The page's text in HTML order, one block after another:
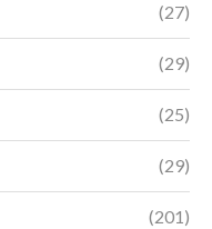
(27)
(29)
(25)
(29)
(201)